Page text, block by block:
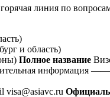
линия по
и область)
Полное название
информация ——